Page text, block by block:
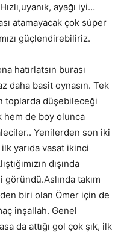
ayağı iyi…
atamayacak çok súper
güçlendirebiliriz.
hatırlatsın burası
daha basit oynasın. Tek
toplarda düşebileceği
hem de boy olunca
Yenilerden son iki
yarıda vasat ikinci
dışında
takım
biri olan Ömer için de
inşallah. Genel
da attığı gol çok şık, ilk